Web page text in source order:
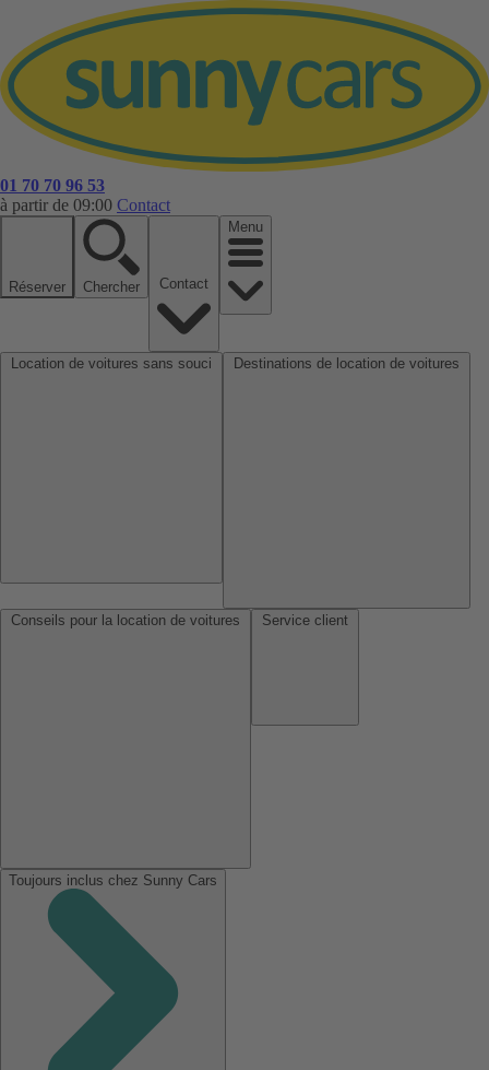
01 70 70 96 53
à partir de 09:00 Contact
Réserver Chercher
Menu
Toujours inclus chez Sunny Cars